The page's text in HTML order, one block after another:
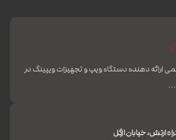
ارائه دهنده دستگاه ویپ و تجهیزات ویپینگ در
ارتش، خیابان ازگل